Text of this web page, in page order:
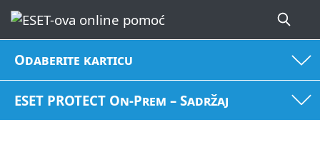
Odaberite karticu
ESET PROTECT On-Prem – Sadržaj